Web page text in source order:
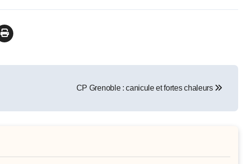
CP Grenoble : canicule et fortes chaleurs